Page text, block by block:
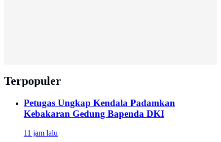
Terpopuler
Petugas Ungkap Kendala Padamkan
Kebakaran Gedung Bapenda DKI
11 jam lalu